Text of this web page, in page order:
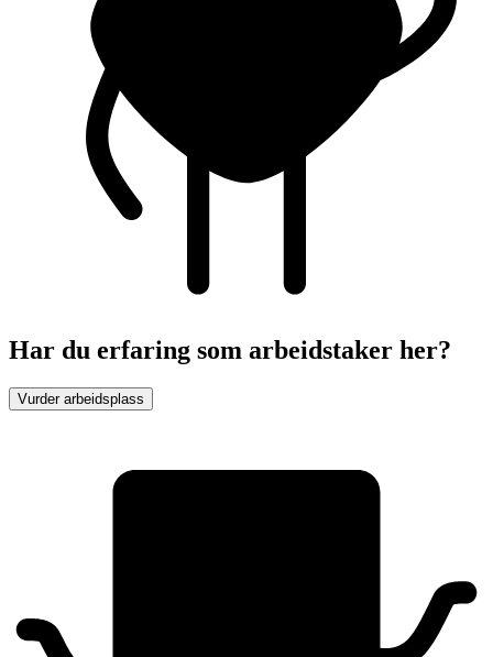
Har du erfaring som arbeidstaker her?
Vurder arbeidsplass